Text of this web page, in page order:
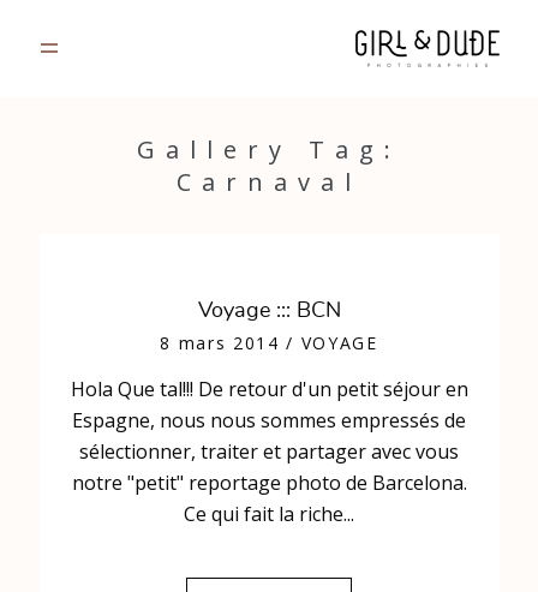
Gallery Tag:
Carnaval
Voyage ::: BCN
8 mars 2014/ VOYAGE
Hola Que tal!!! De retour d'un petit séjour en
Espagne, nous nous sommes empressés de
sélectionner, traiter et partager avec vous
notre "petit" reportage photo de Barcelona.
Ce qui fait la riche...
JOURNAL
CONTACT
GALERIES PRIVÉES
Strasbourg, France